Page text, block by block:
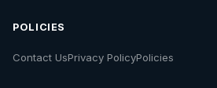
POLICIES
Contact UsPrivacy PolicyPolicies